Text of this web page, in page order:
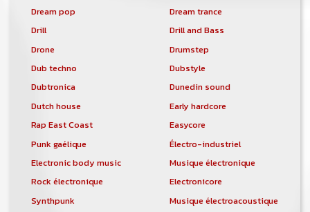
Dream pop
Dream trance
Drill
Drill and Bass
Drone
Drumstep
Dub techno
Dubstyle
Dubtronica
Dunedin sound
Dutch house
Early hardcore
Rap East Coast
Easycore
Punk gaélique
Électro-industriel
Electronic body music
Musique électronique
Rock électronique
Electronicore
Synthpunk
Musique électroacoustique
un DJ, etc...